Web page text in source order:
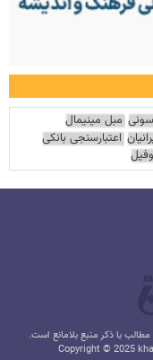
مبل مینیمال
اعتبارسنجی بانکی
با ذکر منبع بلامانع است.
Copyright © 2025